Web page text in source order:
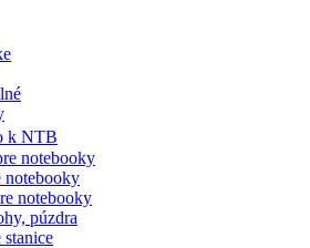
k NTB
notebooky
notebooky
notebooky
púzdra